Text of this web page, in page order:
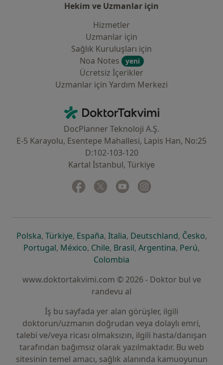
Hekim ve Uzmanlar için
Hizmetler
Uzmanlar için
Sağlık Kuruluşları için
Noa Notes
yeni
Ücretsiz İçerikler
Uzmanlar için Yardım Merkezi
DoktorTakvimi - Ana Sayfa
DocPlanner Teknoloji A.Ş.
E-5 Karayolu, Esentepe Mahallesi, Lapis Han, No:25
D:102-103-120
Kartal İstanbul, Türkiye
Facebook
yeni bir sekmede açılır
Twitter
yeni bir sekmede açılır
Youtube
yeni bir sekmede açılır
Polskayeni bir sekmede açılır
, Türkiyeyeni bir sekmede açılır
, Españayeni bir sekmede açılır
, Italiayeni bir sekmede açılır
, Deutschlandyeni bir
, Českoyeni
,
Portugalyeni bir sekmede açılır
, Méxicoyeni bir sekmede açılır
, Chileyeni bir sekmede açılır
, Brasilyeni bir sekmede açılır
, Argentinayeni bir
, Perúyeni
,
Colombia
www.doktortakvimi.com © 2026 - Doktor bul ve
randevu al
İş bu sayfada yer alan görüşler, ilgili
doktorun/uzmanın doğrudan veya dolaylı emri,
talebi ve/veya ricası olmaksızın, ilgili hasta/danışan
tarafından bağımsız olarak yazılmaktadır. Bu web
sitesinin temel amacı, sağlık alanında kamuoyunun